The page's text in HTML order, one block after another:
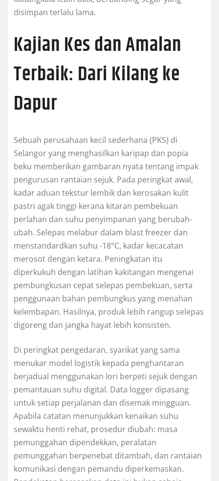
disimpan terlalu lama.
Kajian Kes dan Amalan
Terbaik: Dari Kilang ke
Dapur
Sebuah perusahaan kecil sederhana (PKS) di
Selangor yang menghasilkan karipap dan popia
beku memberikan gambaran nyata tentang impak
pengurusan rantaian sejuk. Pada peringkat awal,
kadar aduan tekstur lembik dan kerosakan kulit
pastri agak tinggi kerana kitaran pembekuan
perlahan dan suhu penyimpanan yang berubah-
ubah. Selepas melabur dalam blast freezer dan
menstandardkan suhu -18°C, kadar kecacatan
merosot dengan ketara. Peningkatan itu
diperkukuh dengan latihan kakitangan mengenai
pembungkusan cepat selepas pembekuan, serta
penggunaan bahan pembungkus yang menahan
kelembapan. Hasilnya, produk lebih rangup selepas
digoreng dan jangka hayat lebih konsisten.
Di peringkat pengedaran, syarikat yang sama
menukar model logistik kepada penghantaran
berjadual menggunakan lori berpeti sejuk dengan
pemantauan suhu digital. Data logger dipasang
untuk setiap perjalanan dan disemak mingguan.
Apabila catatan menunjukkan kenaikan suhu
sewaktu henti rehat, prosedur diubah: masa
pemunggahan dipendekkan, peralatan
pemunggahan berpenebat ditambah, dan rantaian
komunikasi dengan pemandu diperkemaskan.